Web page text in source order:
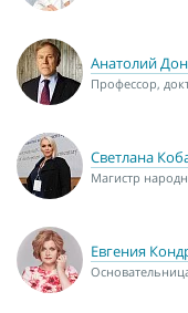
Анатолий
Профессор,
Светлана
Магистр
Евгения